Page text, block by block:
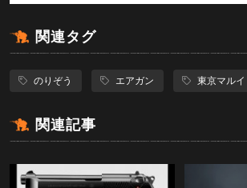
関連タグ
のりぞう エアガン 東京マルイ
関連記事